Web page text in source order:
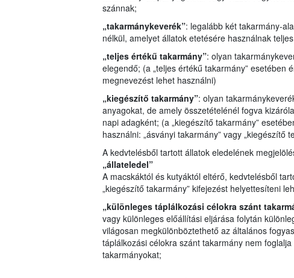
szánnak;
„takarmánykeverék”: legalább két takarmány-
nélkül, amelyet állatok etetésére használnak
„teljes értékű takarmány”: olyan
elegendő; (a „teljes értékű takarmány” esetében
megnevezést lehet használni)
„kiegészítő takarmány”: olyan
anyagokat, de amely összetételénél fogva
napi adagként; (a „kiegészítő takarmány”
használni: „ásványi takarmány” vagy „kiegészítő
A kedvtelésből tartott állatok eledelének
„állateledel”
A macskáktól és kutyáktól eltérő, kedvtelésből
„kiegészítő takarmány” kifejezést helyettesíteni
„különleges táplálkozási célokra szánt
vagy különleges előállítási eljárása folytán
világosan megkülönböztethető az általános
táplálkozási célokra szánt takarmány nem
takarmányokat;